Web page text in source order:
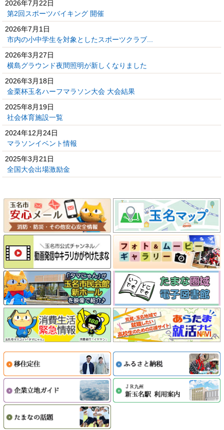
2026年7月22日
第2回スポーツバイキング 開催
2026年7月1日
市内の小中学生を対象としたスポーツクラブ...
2026年3月27日
横島グラウンド夜間照明が新しくなりました
2026年3月18日
金栗杯玉名ハーフマラソン大会 大会結果
2025年8月19日
社会体育施設一覧
2024年12月24日
マラソンイベント情報
2025年3月21日
全国大会出場激励金